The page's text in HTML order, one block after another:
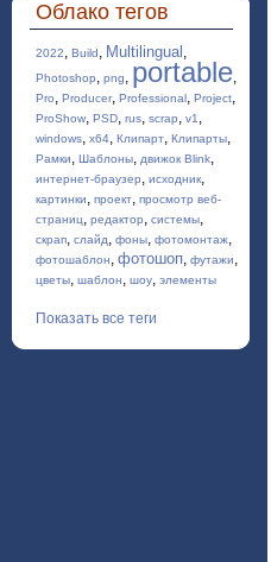
Облако тегов
2022, Build, Multilingual ,
Photoshop, png, portable,
Pro, Producer, Professional, Project,
ProShow, PSD, rus, scrap, v1 ,
windows, x64, Клипарт, Клипарты,
Рамки, Шаблоны, движок Blink,
интернет-браузер, исходник,
картинки, проект, просмотр веб-
страниц, редактор, системы,
скрап, слайд, фоны, фотомонтаж,
фотошаблон, фотошоп, футажи,
цветы, шаблон, шоу, элементы
Показать все теги